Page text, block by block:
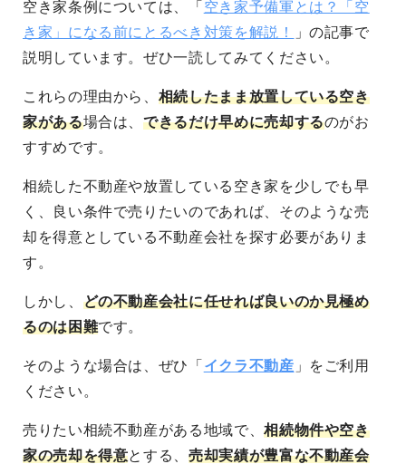
空き家条例については、「 空き家予備軍とは？「空
き家」になる前にとるべき対策を解説！
」の記事で
説明しています。ぜひ一読してみてください。
これらの理由から、 相続したまま放置している空き
家がある場合は、できるだけ早めに売却するのがお
すすめです。
相続した不動産や放置している空き家を少しでも早
く、良い条件で売りたいのであれば、そのような売
却を得意としている不動産会社を探す必要がありま
す。
しかし、 どの不動産会社に任せれば良いのか見極め
るのは困難です。
そのような場合は、ぜひ「 イクラ不動産 」をご利用
ください。
売りたい相続不動産がある地域で、相続物件や空き
家の売却を得意とする、売却実績が豊富な不動産会